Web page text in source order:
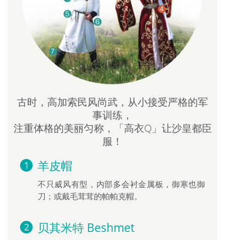
古时，高加索民风尚武，从小接受严格的军
事训练，
注重体格的美丽匀称，「高衣Q」让沙皇都臣
服！
羊皮帽
不只威风有型，内部多会衬金属板，御寒也御
刀；或戴毛茸茸的帕帕克帽。
贝其米特 Beshmet